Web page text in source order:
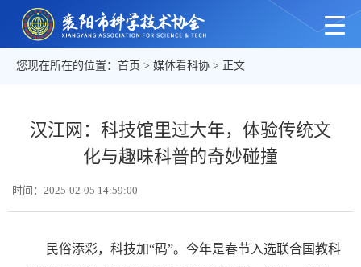
您现在所在的位置： 首页 > 媒体看科协 > 正文
汉江网：科技馆里过大年，体验传统文
化与趣味科普的奇妙碰撞
时间：2025-02-05 14:59:00
民俗添彩，科技加“码”。今年是春节入选联合国教科